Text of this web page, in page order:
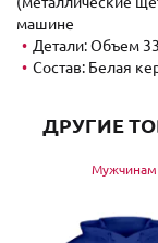
машине
Детали: Объем
Состав: Белая
ДРУГИЕ
Мужчинам